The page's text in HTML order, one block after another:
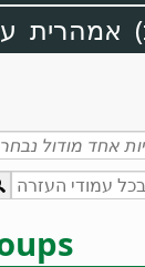
אמהרית